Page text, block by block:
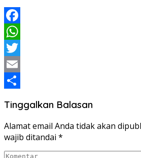
Facebook
WhatsApp
Twitter
Email
Tinggalkan Balasan
Alamat email Anda tidak akan
wajib ditandai *